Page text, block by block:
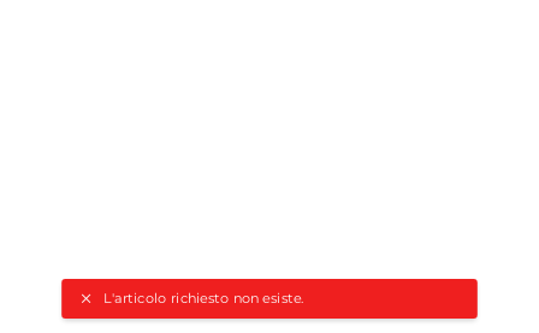
L'articolo richiesto non esiste.